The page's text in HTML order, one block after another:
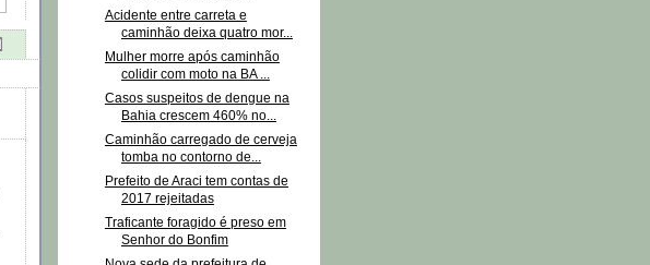
Acidente entre carreta e
caminhão deixa quatro mor...
Mulher morre após caminhão
colidir com moto na BA ...
Casos suspeitos de dengue na
Bahia crescem 460% no...
Caminhão carregado de cerveja
tomba no contorno de...
Prefeito de Araci tem contas de
2017 rejeitadas
Traficante foragido é preso em
Senhor do Bonfim